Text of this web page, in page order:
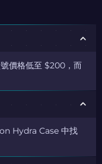
價格低至 $200，而
Hydra Case 中找